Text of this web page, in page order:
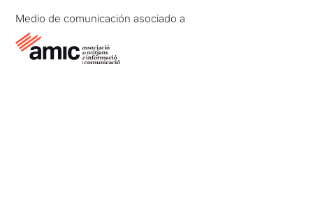
Medio de comunicación asociado a